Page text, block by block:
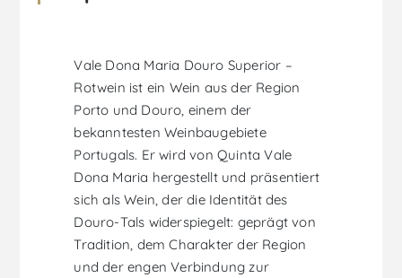
Vale Dona Maria Douro Superior –
Rotwein ist ein Wein aus der Region
Porto und Douro, einem der
bekanntesten Weinbaugebiete
Portugals. Er wird von Quinta Vale
Dona Maria hergestellt und präsentiert
sich als Wein, der die Identität des
Douro-Tals widerspiegelt: geprägt von
Tradition, dem Charakter der Region
und der engen Verbindung zur